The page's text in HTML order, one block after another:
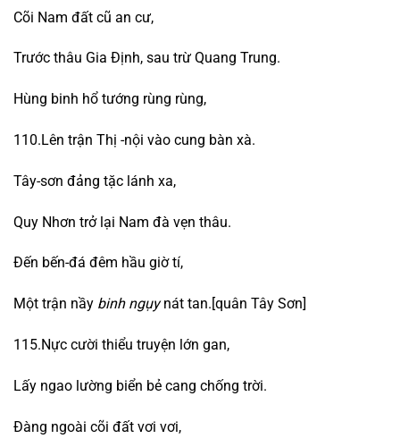
Cõi Nam đất cũ an cư,
Trước thâu Gia Định, sau trừ Quang Trung.
Hùng binh hổ tướng rùng rùng,
110.Lên trận Thị -nội vào cung bàn xà.
Tây-sơn đảng tặc lánh xa,
Quy Nhơn trở lại Nam đà vẹn thâu.
Đến bến-đá đêm hầu giờ tí,
Một trận nầy binh ngụynát tan.[quân Tây Sơn]
115.Nực cười thiểu truyện lớn gan,
Lấy ngao lường biển bẻ cang chống trời.
Đàng ngoài cõi đất vơi vơi,